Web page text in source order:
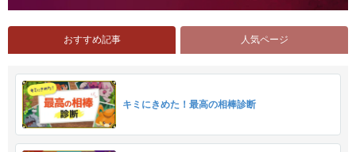
おすすめ記事 人気ページ
キミにきめた！最高の相棒診断